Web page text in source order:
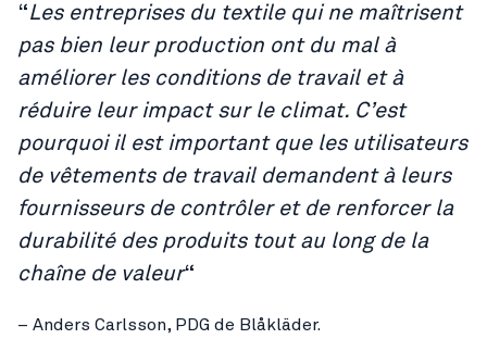
“Les entreprises du textile qui ne maîtrisent
pas bien leur production ont du mal à
améliorer les conditions de travail et à
réduire leur impact sur le climat. C’est
pourquoi il est important que les utilisateurs
de vêtements de travail demandent à leurs
fournisseurs de contrôler et de renforcer la
durabilité des produits tout au long de la
chaîne de valeur“
– Anders Carlsson, PDG de Blåkläder.